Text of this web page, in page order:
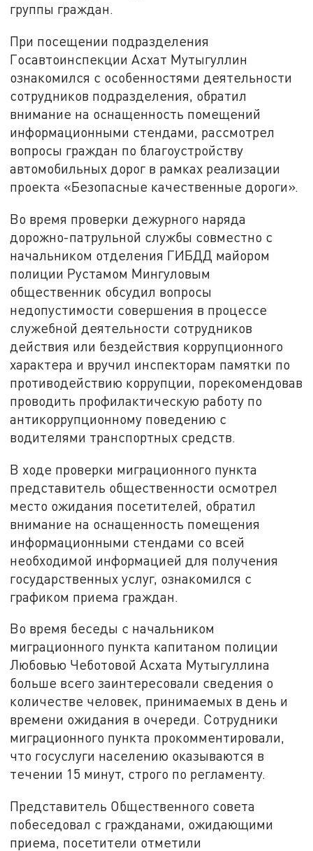
группы граждан.
При посещении подразделения
Госавтоинспекции Асхат Мутыгуллин
ознакомился с особенностями деятельности
сотрудников подразделения, обратил
внимание на оснащенность помещений
информационными стендами, рассмотрел
вопросы граждан по благоустройству
автомобильных дорог в рамках реализации
проекта «Безопасные качественные дороги».
Во время проверки дежурного наряда
дорожно-патрульной службы совместно с
начальником отделения ГИБДД майором
полиции Рустамом Мингуловым
общественник обсудил вопросы
недопустимости совершения в процессе
служебной деятельности сотрудников
действия или бездействия коррупционного
характера и вручил инспекторам памятки по
противодействию коррупции, порекомендовав
проводить профилактическую работу по
антикоррупционному поведению с
водителями транспортных средств.
В ходе проверки миграционного пункта
представитель общественности осмотрел
место ожидания посетителей, обратил
внимание на оснащенность помещения
информационными стендами со всей
необходимой информацией для получения
государственных услуг, ознакомился с
графиком приема граждан.
Во время беседы с начальником
миграционного пункта капитаном полиции
Любовью Чеботовой Асхата Мутыгуллина
больше всего заинтересовали сведения о
количестве человек, принимаемых в день и
времени ожидания в очереди. Сотрудники
миграционного пункта прокомментировали,
что госуслуги населению оказываются в
течении 15 минут, строго по регламенту.
Представитель Общественного совета
побеседовал с гражданами, ожидающими
приема, посетители отметили